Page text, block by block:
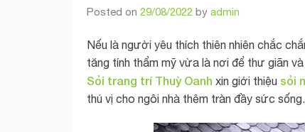
Posted on 29/08/2022 by admin
Nếu là người yêu thích thiên nhiên chắc
tăng tính thẩm mỹ vừa là nơi để thư giãn
Sỏi trang trí Thuỳ Oanh xin giới thiệu sỏi
thú vị cho ngôi nhà thêm tràn đầy sức sống.